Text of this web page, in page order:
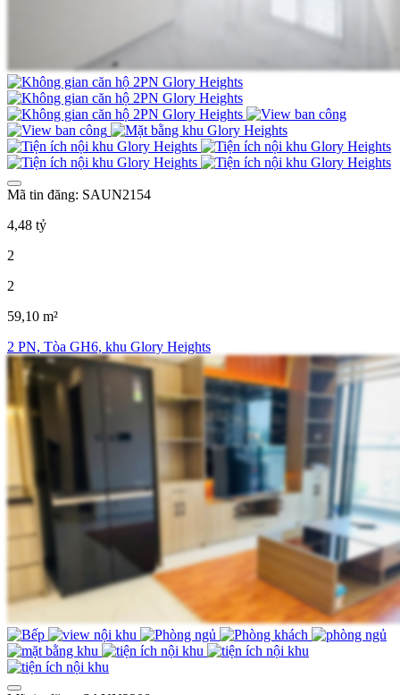
Mã tin đăng: SAUN2154
4,48 tỷ
2
2
59,10 m²
2 PN, Tòa GH6, khu Glory Heights